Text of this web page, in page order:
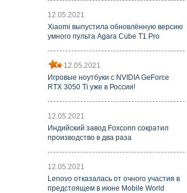
12.05.2021
Xiaomi выпустила обновлённую версию
умного пульта Agara Cube T1 Pro
12.05.2021
Игровые ноутбуки с NVIDIA GeForce
RTX 3050 Ti уже в России!
12.05.2021
Индийский завод Foxconn сократил
производство в два раза
12.05.2021
Lenovo отказалась от очного участия в
предстоящем в июне Mobile World